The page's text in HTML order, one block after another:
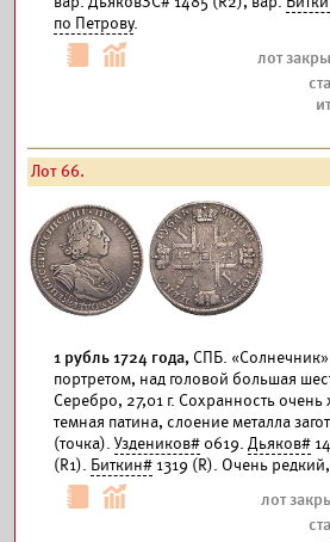
по Петрову.
Лот 66.
1 рубль 1724 года, СПБ.
портретом, над головой большая
Серебро, 27,01 г. Сохранность
темная патина, слоение металла
(точка). Уздеников# 0619. Дьяков#
(R1). Биткин# 1319 (R). Очень